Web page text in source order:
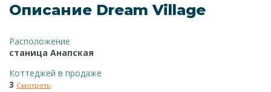
Описание Dream Village
Расположение
станица Анапская
Коттеджей в продаже
3 Смотреть